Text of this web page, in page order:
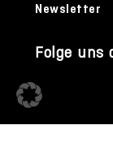
Newsletter
Folge uns